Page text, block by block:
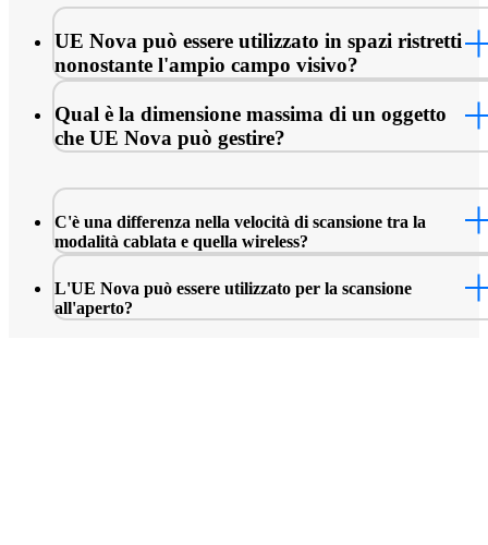
UE Nova può essere utilizzato in spazi ristretti
nonostante l'ampio campo visivo?
Qual è la dimensione massima di un oggetto
che UE Nova può gestire?
C'è una differenza nella velocità di scansione tra la
modalità cablata e quella wireless?
L'UE Nova può essere utilizzato per la scansione
all'aperto?